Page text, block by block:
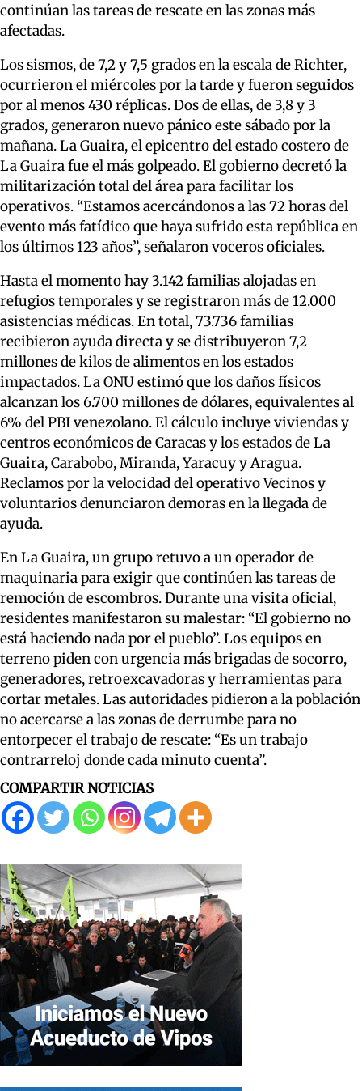
continúan las tareas de rescate en las zonas más
afectadas.
Los sismos, de 7,2 y 7,5 grados en la escala de Richter,
ocurrieron el miércoles por la tarde y fueron seguidos
por al menos 430 réplicas. Dos de ellas, de 3,8 y 3
grados, generaron nuevo pánico este sábado por la
mañana. La Guaira, el epicentro del estado costero de
La Guaira fue el más golpeado. El gobierno decretó la
militarización total del área para facilitar los
operativos. “Estamos acercándonos a las 72 horas del
evento más fatídico que haya sufrido esta república en
los últimos 123 años”, señalaron voceros oficiales.
Hasta el momento hay 3.142 familias alojadas en
refugios temporales y se registraron más de 12.000
asistencias médicas. En total, 73.736 familias
recibieron ayuda directa y se distribuyeron 7,2
millones de kilos de alimentos en los estados
impactados. La ONU estimó que los daños físicos
alcanzan los 6.700 millones de dólares, equivalentes al
6% del PBI venezolano. El cálculo incluye viviendas y
centros económicos de Caracas y los estados de La
Guaira, Carabobo, Miranda, Yaracuy y Aragua.
Reclamos por la velocidad del operativo Vecinos y
voluntarios denunciaron demoras en la llegada de
ayuda.
En La Guaira, un grupo retuvo a un operador de
maquinaria para exigir que continúen las tareas de
remoción de escombros. Durante una visita oficial,
residentes manifestaron su malestar: “El gobierno no
está haciendo nada por el pueblo”. Los equipos en
terreno piden con urgencia más brigadas de socorro,
generadores, retroexcavadoras y herramientas para
cortar metales. Las autoridades pidieron a la población
no acercarse a las zonas de derrumbe para no
entorpecer el trabajo de rescate: “Es un trabajo
contrarreloj donde cada minuto cuenta”.
COMPARTIR NOTICIAS